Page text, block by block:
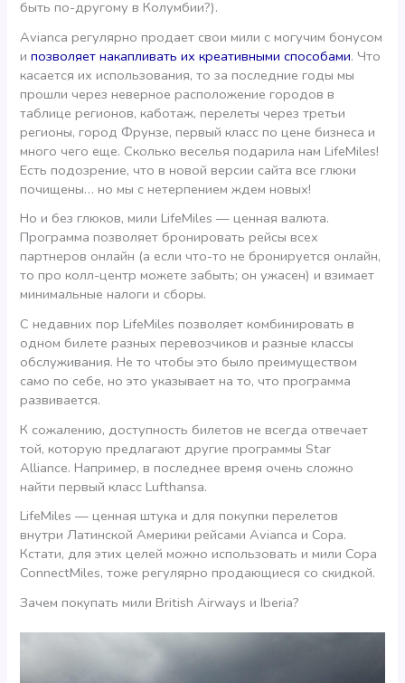
быть по-другому в Колумбии?).
Avianca регулярно продает свои мили с могучим бонусом
ипозволяет накапливать их креативными способами. Что
касается их использования, то за последние годы мы
прошли через неверное расположение городов в
таблице регионов, каботаж, перелеты через третьи
регионы, город Фрунзе, первый класс по цене бизнеса и
много чего еще. Сколько веселья подарила нам LifeMiles!
Есть подозрение, что в новой версии сайта все глюки
почищены… но мы с нетерпением ждем новых!
Но и без глюков, мили LifeMiles — ценная валюта.
Программа позволяет бронировать рейсы всех
партнеров онлайн (а если что-то не бронируется онлайн,
то про колл-центр можете забыть; он ужасен) и взимает
минимальные налоги и сборы.
С недавних пор LifeMiles позволяет комбинировать в
одном билете разных перевозчиков и разные классы
обслуживания. Не то чтобы это было преимуществом
само по себе, но это указывает на то, что программа
развивается.
К сожалению, доступность билетов не всегда отвечает
той, которую предлагают другие программы Star
Alliance. Например, в последнее время очень сложно
найти первый класс Lufthansa.
LifeMiles — ценная штука и для покупки перелетов
внутри Латинской Америки рейсами Avianca и Copa.
Кстати, для этих целей можно использовать и мили Copa
ConnectMiles, тоже регулярно продающиеся со скидкой.
Зачем покупать мили British Airways и Iberia?